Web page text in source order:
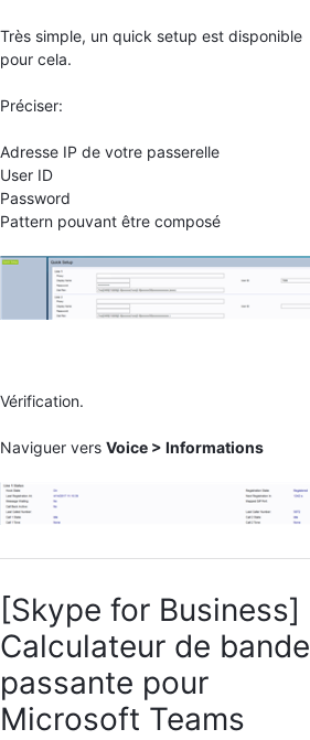
Très simple, un quick setup est disponible
pour cela.
Préciser:
Adresse IP de votre passerelle
User ID
Password
Pattern pouvant être composé
Vérification.
Naviguer vers Voice > Informations
[Skype for Business]
Calculateur de bande
passante pour
Microsoft Teams